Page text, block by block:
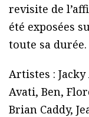
revisite de
été exposées
toute sa durée.
Artistes : Jacky
Avati, Ben,
Brian Caddy,